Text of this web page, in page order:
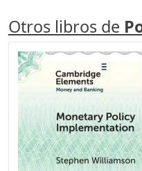
Otros libros de